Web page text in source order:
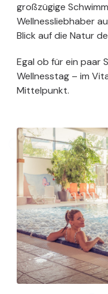
großzügige
Wellnessliebhaber
Blick auf die Natur
Egal ob für ein paar
Wellnesstag – im
Mittelpunkt.